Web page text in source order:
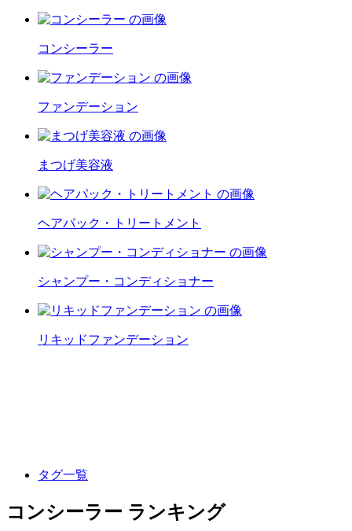
コンシーラー
ファンデーション
まつげ美容液
ヘアパック・トリートメント
シャンプー・コンディショナー
リキッドファンデーション
タグ一覧
コンシーラー ランキング